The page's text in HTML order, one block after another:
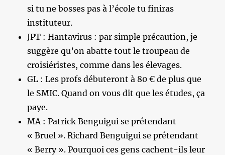
si tu ne bosses pas à l’école tu finiras
instituteur.
JPT : Hantavirus : par simple précaution, je
suggère qu’on abatte tout le troupeau de
croisiéristes, comme dans les élevages.
GL : Les profs débuteront à 80 € de plus que
le SMIC. Quand on vous dit que les études, ça
paye.
MA : Patrick Benguigui se prétendant
« Bruel ». Richard Benguigui se prétendant
« Berry ». Pourquoi ces gens cachent-ils leur